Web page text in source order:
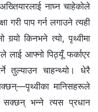
नाघ्‍न चाहेकोले
गरी पाप गर्न लगाउने त्यही
किनभने त्यो, पृथ्वीमा
लाई आफ्‍नो पिठ्यूँ फर्काएर
तुल्याउन चाहन्थ्यो। धेरै
मानिसहरूले
सक्छन् भन्‍ने त्यस प्रधान